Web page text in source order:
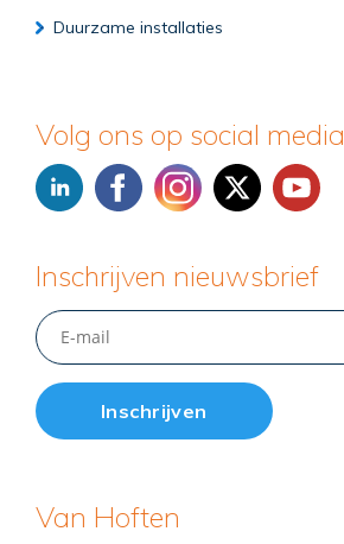
Duurzame installaties
Volg ons op social media
Inschrijven nieuwsbrief
Van Hoften